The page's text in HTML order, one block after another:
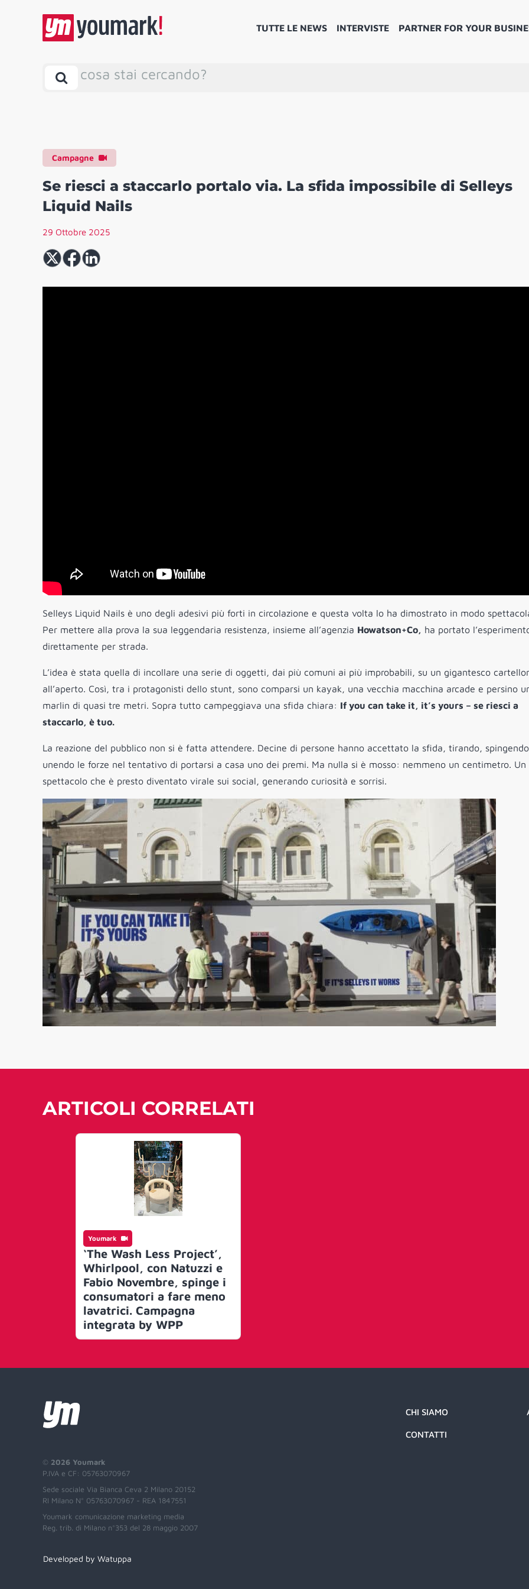
TUTTE LE NEWS INTERVISTE PARTNER FOR YOUR
cosa stai cercando?
Campagne
Se riesci a staccarlo portalo via. La sfida impossibile di Selleys
Liquid Nails
29 Ottobre 2025
Selleys Liquid Nails è uno degli adesivi più forti in circolazione e questa volta lo ha dimostrato in modo
Per mettere alla prova la sua leggendaria resistenza, insieme all’agenzia Howatson+Co, ha portato
direttamente per strada.
L’idea è stata quella di incollare una serie di oggetti, dai più comuni ai più improbabili, su un gigantesco
all’aperto. Così, tra i protagonisti dello stunt, sono comparsi un kayak, una vecchia macchina arcade e persino
marlin di quasi tre metri. Sopra tutto campeggiava una sfida chiara: If you can take it, it’s yours – se riesci a
staccarlo, è tuo.
La reazione del pubblico non si è fatta attendere. Decine di persone hanno accettato la sfida, tirando,
unendo le forze nel tentativo di portarsi a casa uno dei premi. Ma nulla si è mosso: nemmeno un centimetro. Un
spettacolo che è presto diventato virale sui social, generando curiosità e sorrisi.
ARTICOLI CORRELATI
Youmark
‘The Wash Less Project’,
Whirlpool, con Natuzzi e
Fabio Novembre, spinge i
consumatori a fare meno
lavatrici. Campagna
integrata by WPP
© 2026 Youmark
P.IVA e CF: 05763070967
Sede sociale Via Bianca Ceva 2 Milano 20152
RI Milano N° 05763070967 - REA 1847551
Youmark comunicazione marketing media
Reg. trib. di Milano n°353 del 28 maggio 2007
CHI SIAMO
CONTATTI
Developed by Watuppa